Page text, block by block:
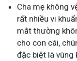
Cha mẹ không
rất nhiều vi
mắt thường
cho con cái,
đặc biệt là vùng